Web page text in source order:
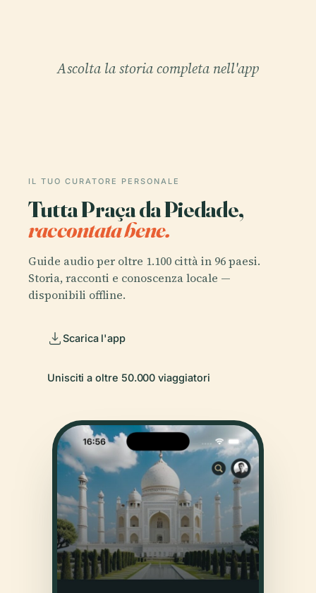
Ascolta la storia completa nell'app
IL TUO CURATORE PERSONALE
Tutta Praça da Piedade,
raccontata bene.
Guide audio per oltre 1.100 città in 96 paesi.
Storia, racconti e conoscenza locale —
disponibili offline.
Scarica l'app
Unisciti a oltre 50.000 viaggiatori